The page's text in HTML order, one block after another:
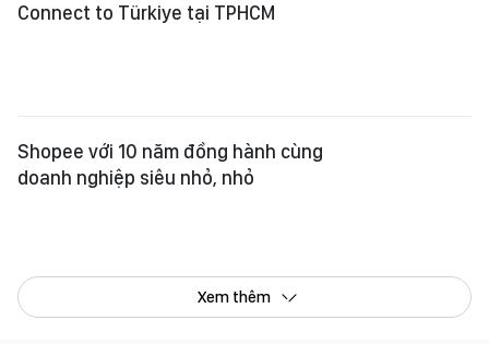
Connect to Türkiye tại TPHCM
Shopee với 10 năm đồng hành cùng
doanh nghiệp siêu nhỏ, nhỏ
Xem thêm